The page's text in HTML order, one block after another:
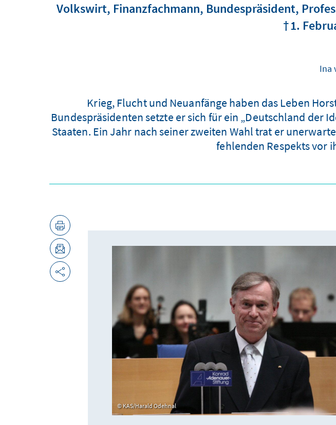
Volkswirt, Finanzfachmann, Bundespräsident,
1.
Ina
Krieg, Flucht und Neuanfänge haben das Leben
Bundespräsidenten setzte er sich für ein „Deutschland der
Staaten. Ein Jahr nach seiner zweiten Wahl trat er
fehlenden Respekts vor
KAS/Harald Odehnal